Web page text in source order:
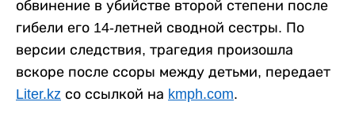
обвинение в убийстве второй степени после
гибели его 14-летней сводной сестры. По
версии следствия, трагедия произошла
вскоре после ссоры между детьми, передает
Liter.kz со ссылкой на kmph.com.